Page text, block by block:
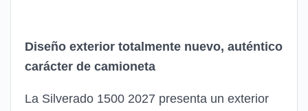
Diseño exterior totalmente nuevo, auténtico
carácter de camioneta
La Silverado 1500 2027 presenta un exterior